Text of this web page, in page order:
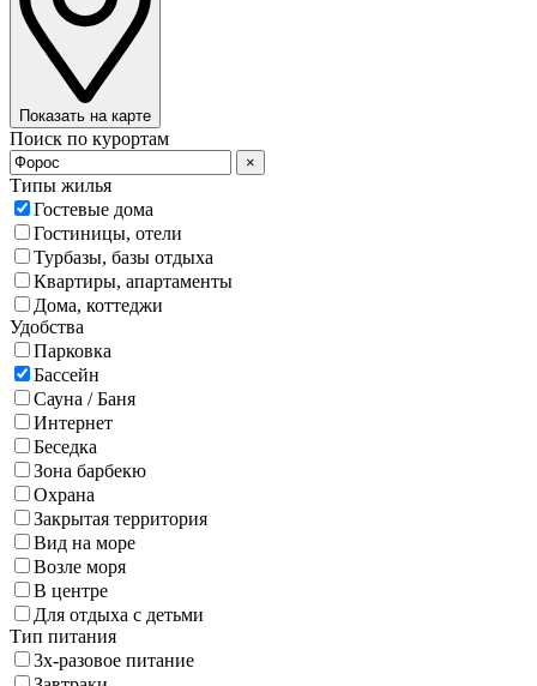
Показать на карте
Поиск по курортам
×
Типы жилья
Гостевые дома
Гостиницы, отели
Турбазы, базы отдыха
Квартиры, апартаменты
Дома, коттеджи
Удобства
Парковка
Бассейн
Сауна / Баня
Интернет
Беседка
Зона барбекю
Охрана
Закрытая территория
Вид на море
Возле моря
В центре
Для отдыха с детьми
Тип питания
3х-разовое питание